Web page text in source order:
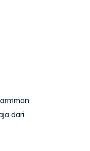
dari